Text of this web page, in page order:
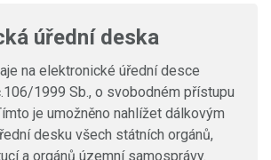
úřední deska
na elektronické úřední desce
1999 Sb., o svobodném přístupu
je umožněno nahlížet dálkovým
desku všech státních orgánů,
a orgánů územní samosprávy.